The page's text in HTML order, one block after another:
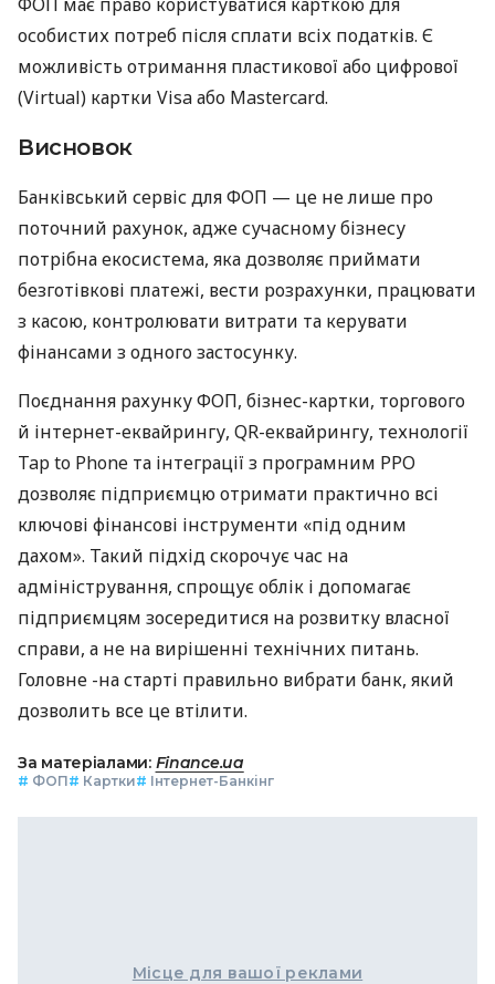
особистих потреб після сплати всіх податків. Є
можливість отримання пластикової або цифрової
(Virtual) картки Visa або Mastercard.
Висновок
Банківський сервіс для ФОП — це не лише про
поточний рахунок, адже сучасному бізнесу
потрібна екосистема, яка дозволяє приймати
безготівкові платежі, вести розрахунки, працювати
з касою, контролювати витрати та керувати
фінансами з одного застосунку.
Поєднання рахунку ФОП, бізнес-картки, торгового
й інтернет-еквайрингу, QR-еквайрингу, технології
Tap to Phone та інтеграції з програмним РРО
дозволяє підприємцю отримати практично всі
ключові фінансові інструменти «під одним
дахом». Такий підхід скорочує час на
адміністрування, спрощує облік і допомагає
підприємцям зосередитися на розвитку власної
справи, а не на вирішенні технічних питань.
Головне -на старті правильно вибрати банк, який
дозволить все це втілити.
За матеріалами: Finance.ua
# ФОП# Картки# Інтернет-Банкінг
Місце для вашої реклами